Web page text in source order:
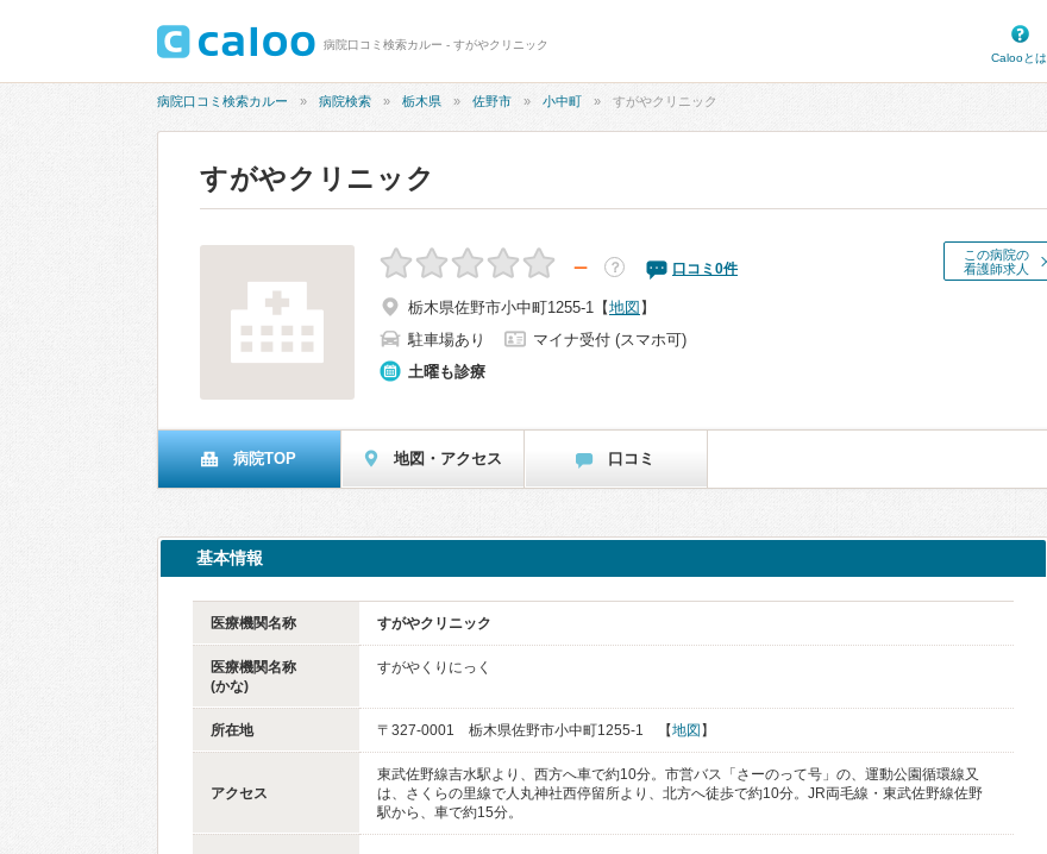
病院口コミ検索カルー - すがやクリニック
Calooとは
病院口コミ検索カルー 病院検索 栃木県 佐野市 小中町 すがやクリニック
すがやクリニック
この病院の
看護師求人
－ ？ 口コミ 0件
栃木県佐野市小中町1255-1 【地図 】
駐車場あり
マイナ受付 (スマホ可)
土曜も診療
病院TOP 地図・アクセス 口コミ
基本情報
医療機関名称 すがやクリニック
医療機関名称
(かな)
すがやくりにっく
所在地 〒327-0001 栃木県佐野市小中町1255-1 【地図 】
アクセス
東武佐野線吉水駅より、西方へ車で約10分。市営バス「さーのって号」の、運動公園循環線又
は、さくらの里線で人丸神社西停留所より、北方へ徒歩で約10分。JR両毛線・東武佐野線佐野
駅から、車で約15分。